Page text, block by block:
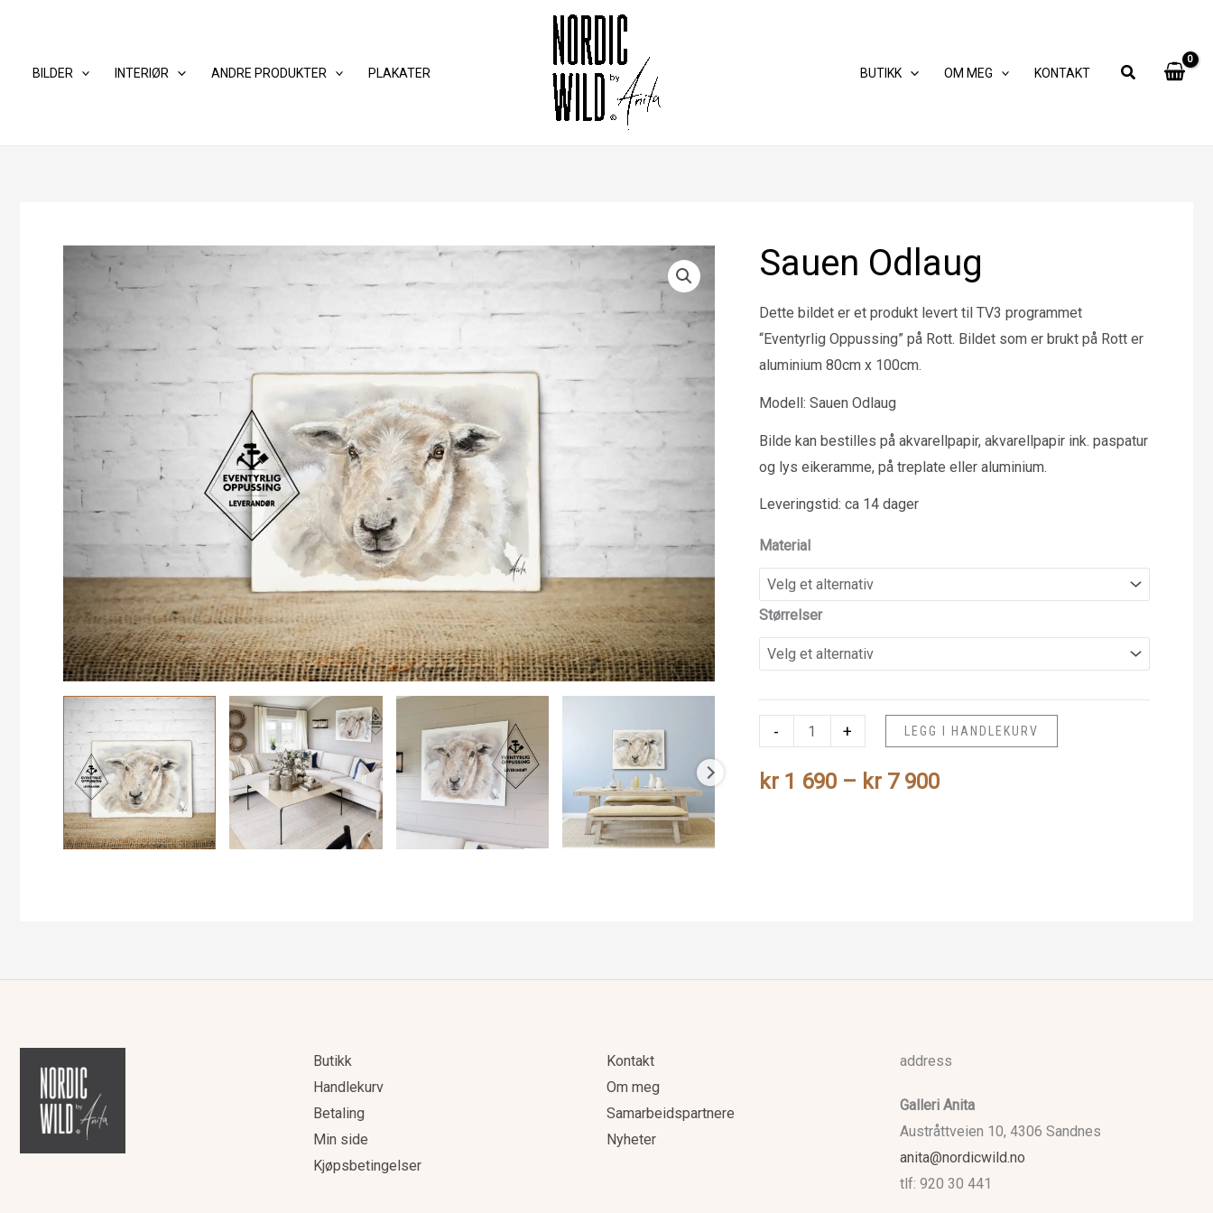
BILDER INTERIØR ANDRE PRODUKTER PLAKATER BUTIKK OM MEG KONTAKT
Sauen Odlaug
Dette bildet er et produkt levert til TV3 programmet
“Eventyrlig Oppussing” på Rott. Bildet som er brukt på Rott er
aluminium 80cm x 100cm.
Modell: Sauen Odlaug
Bilde kan bestilles på akvarellpapir, akvarellpapir ink. paspatur
og lys eikeramme, på treplate eller aluminium.
Leveringstid: ca 14 dager
Material
Størrelser
-
Sauen
antall
+ LEGG I HANDLEKURV
kr1 690 – kr7 900Prisområde:
900
Butikk
Handlekurv
Betaling
Min side
Kjøpsbetingelser
Kontakt
Om meg
Samarbeidspartnere
Nyheter
address
Galleri Anita
Austråttveien 10, 4306 Sandnes
anita@nordicwild.no
tlf: 920 30 441